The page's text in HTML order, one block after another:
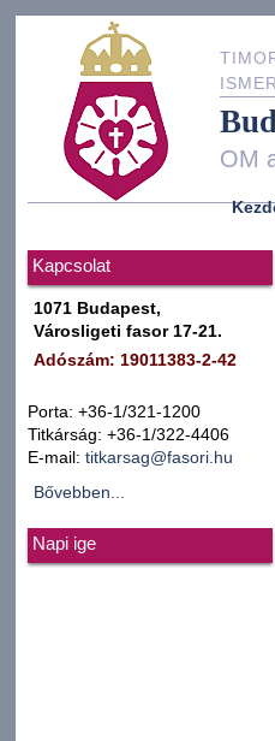
OM
Kapcsolat
1071 Budapest,
Városligeti fasor 17-21.
Adószám: 19011383-2-42
Porta: +36-1/321-1200
Titkárság: +36-1/322-4406
E-mail: titkarsag@fasori.hu
Bővebben...
Napi ige